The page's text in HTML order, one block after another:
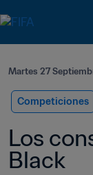
Martes 27
Competiciones
Los
Black